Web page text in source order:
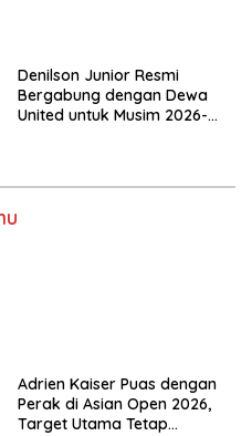
Denilson Junior Resmi
Bergabung dengan Dewa
United untuk Musim 2026-
Adrien Kaiser Puas dengan
Perak di Asian Open 2026,
Target Utama Tetap